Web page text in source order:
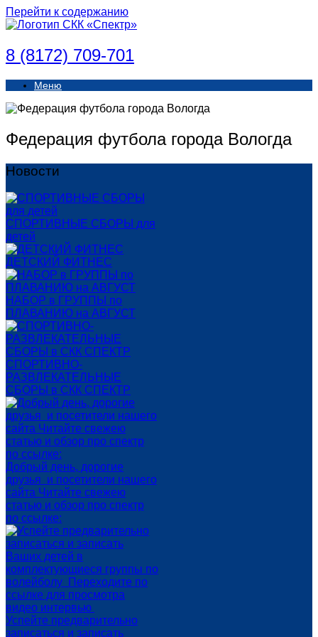
Перейти к содержанию
8 (8172) 709-701
Меню
Федерация футбола города Вологда
Новости
СПОРТИВНЫЕ СБОРЫ для
детей
ДЕТСКИЙ ФИТНЕС
НАБОР в ГРУППЫ по
ПЛАВАНИЮ на АВГУСТ
СПОРТИВНО-
РАЗВЛЕКАТЕЛЬНЫЕ
СБОРЫ в СКК СПЕКТР
Добрый день, дорогие
друзья и посетители нашего
сайта Читайте свежею
статью и обзор про спектр
по ссылке:
Успейте предварительно
записаться и записать